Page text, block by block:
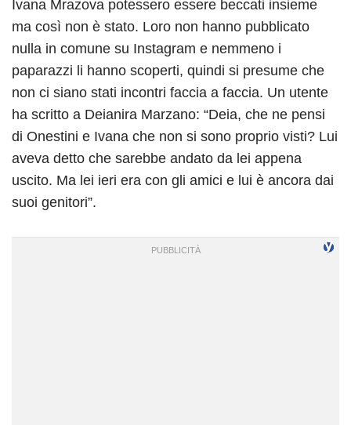
Ivana Mrazova potessero essere beccati insieme
ma così non è stato. Loro non hanno pubblicato
nulla in comune su Instagram e nemmeno i
paparazzi li hanno scoperti, quindi si presume che
non ci siano stati incontri faccia a faccia. Un utente
ha scritto a Deianira Marzano: “Deia, che ne pensi
di Onestini e Ivana che non si sono proprio visti? Lui
aveva detto che sarebbe andato da lei appena
uscito. Ma lei ieri era con gli amici e lui è ancora dai
suoi genitori”.